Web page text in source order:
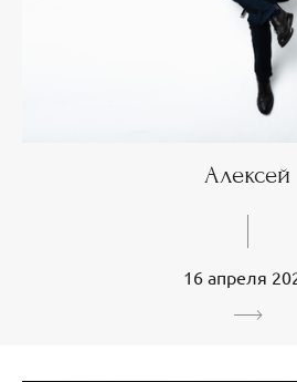
Алексей
16 апреля